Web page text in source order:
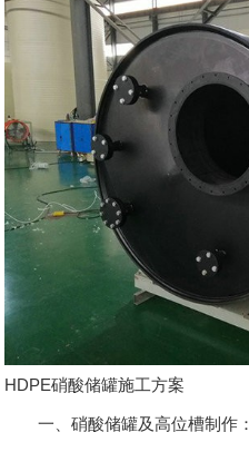
HDPE硝酸储罐施工方案
一、硝酸储罐及高位槽制作：